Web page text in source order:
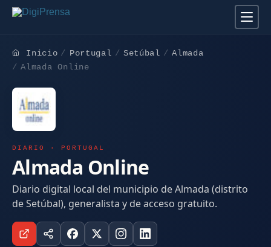
Inicio Portugal Setúbal
Almada
Almada Online
DIARIO · PORTUGAL
Almada Online
Diario digital local del municipio de Almada (distrito
de Setúbal), generalista y de acceso gratuito.